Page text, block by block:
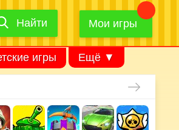
Найти
Найти Мои игры
игры Ещё ▼